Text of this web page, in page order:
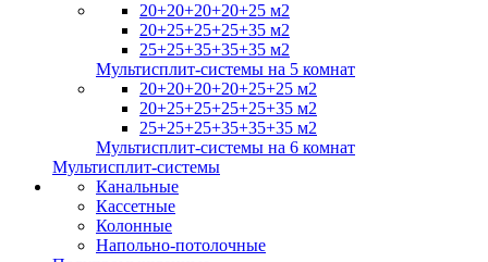
20+20+20+20+25 м2
20+25+25+25+35 м2
25+25+35+35+35 м2
Мультисплит-системы на 5 комнат
20+20+20+20+25+25 м2
20+25+25+25+25+35 м2
25+25+25+35+35+35 м2
Мультисплит-системы на 6 комнат
Мультисплит-системы
Канальные
Кассетные
Колонные
Напольно-потолочные